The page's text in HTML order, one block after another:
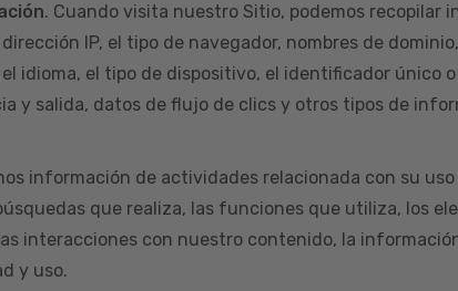
. Cuando visita nuestro Sitio, podemos recopilar
IP, el tipo de navegador, nombres de
idioma, el tipo de dispositivo, el identificador único
y salida, datos de flujo de clics y otros tipos de
información de actividades relacionada con su
que realiza, las funciones que utiliza, los
interacciones con nuestro contenido, la
y uso.